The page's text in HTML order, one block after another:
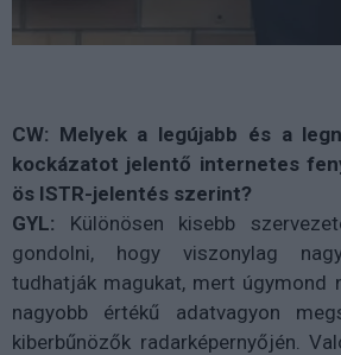
CW: Melyek a legújabb és a
kockázatot jelentő internetes
ös ISTR-jelentés szerint?
GYL: Különösen kisebb
gondolni, hogy viszonylag
tudhatják magukat, mert úgymond
nagyobb értékű adatvagyon
kiberbűnözők radarképernyőjén.